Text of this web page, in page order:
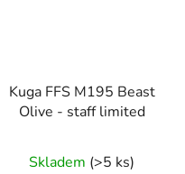
Kuga FFS M195 Beast
Olive - staff limited
Skladem (>5 ks)